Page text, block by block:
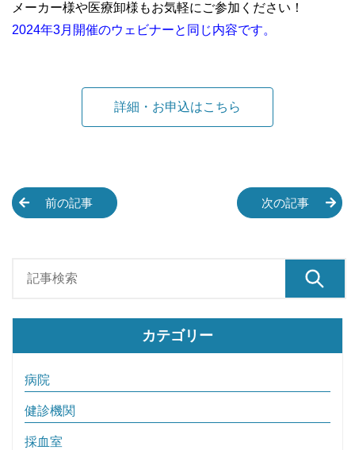
メーカー様や医療卸様もお気軽にご参加ください！
2024年3月開催のウェビナーと同じ内容です。
詳細・お申込はこちら
前の記事 次の記事
カテゴリー
病院
健診機関
採血室